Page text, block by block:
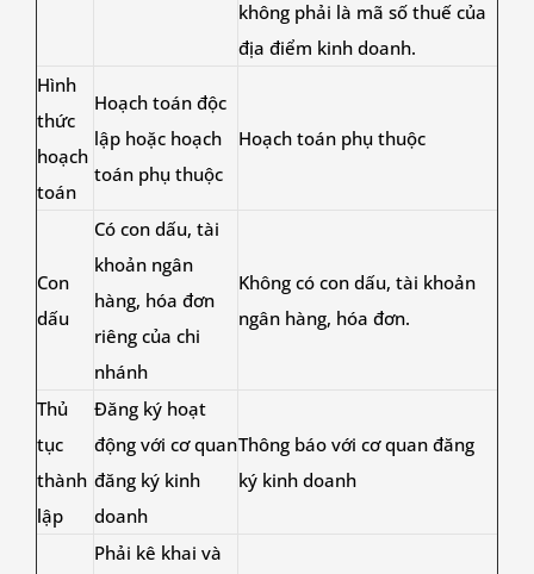
không phải là mã số thuế của
địa điểm kinh doanh.
Hình
thức
hoạch
toán
Hoạch toán độc
lập hoặc hoạch
toán phụ thuộc
Hoạch toán phụ thuộc
Con
dấu
Có con dấu, tài
khoản ngân
hàng, hóa đơn
riêng của chi
nhánh
Không có con dấu, tài khoản
ngân hàng, hóa đơn.
Thủ
tục
thành
lập
Đăng ký hoạt
động với cơ quan
đăng ký kinh
doanh
Thông báo với cơ quan đăng
ký kinh doanh
Phải kê khai và